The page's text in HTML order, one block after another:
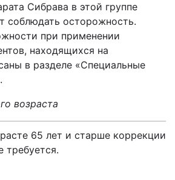
Сибрава в этой группе
соблюдать осторожность.
при применении
находящихся на
в разделе «Специальные
возраста
65 лет и старше коррекции
требуется.